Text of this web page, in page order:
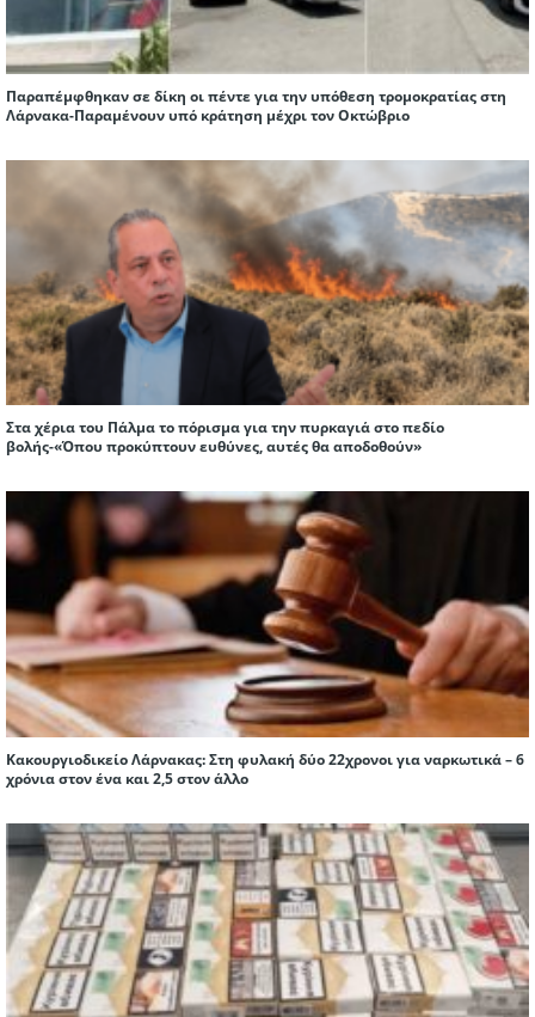
Παραπέμφθηκαν σε δίκη οι πέντε για την υπόθεση τρομοκρατίας στη
Λάρνακα-Παραμένουν υπό κράτηση μέχρι τον Οκτώβριο
Στα χέρια του Πάλμα το πόρισμα για την πυρκαγιά στο πεδίο
βολής-«Όπου προκύπτουν ευθύνες, αυτές θα αποδοθούν»
Κακουργιοδικείο Λάρνακας: Στη φυλακή δύο 22χρονοι για ναρκωτικά – 6
χρόνια στον ένα και 2,5 στον άλλο